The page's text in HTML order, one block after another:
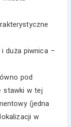
duża piwnica –
pod
stawki w tej
(jedna
w